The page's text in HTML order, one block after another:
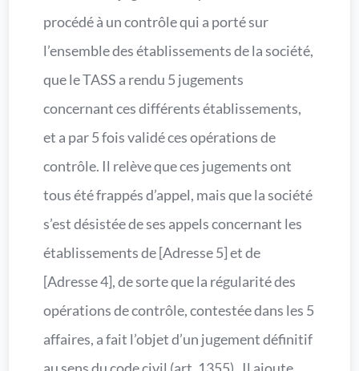
procédé à un contrôle qui a porté sur
l’ensemble des établissements de la société,
que le TASS a rendu 5 jugements
concernant ces différents établissements,
et a par 5 fois validé ces opérations de
contrôle. Il relève que ces jugements ont
tous été frappés d’appel, mais que la société
s’est désistée de ses appels concernant les
établissements de [Adresse 5] et de
[Adresse 4], de sorte que la régularité des
opérations de contrôle, contestée dans les 5
affaires, a fait l’objet d’un jugement définitif